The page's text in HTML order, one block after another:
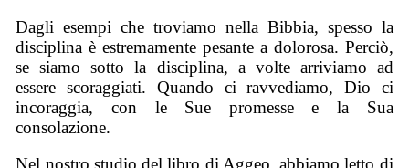
Dagli esempi che troviamo nella Bibbia, spesso la
disciplina è estremamente pesante a dolorosa. Perciò,
se siamo sotto la disciplina, a volte arriviamo ad
essere scoraggiati. Quando ci ravvediamo, Dio ci
incoraggia, con le Sue promesse e la Sua
consolazione.
Nel nostro studio del libro di Aggeo, abbiamo letto di